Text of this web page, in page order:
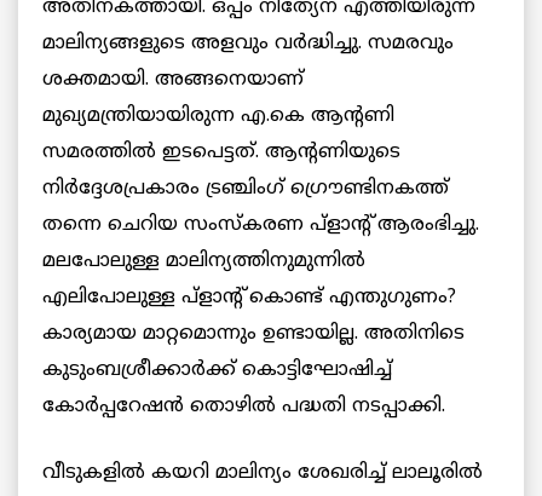
അതിനകത്തായി. ഒപ്പം നിത്യേന എത്തിയിരുന്ന
മാലിന്യങ്ങളുടെ അളവും വര്‍ദ്ധിച്ചു. സമരവും
ശക്തമായി. അങ്ങനെയാണ്
മുഖ്യമന്ത്രിയായിരുന്ന എ.കെ ആന്റണി
സമരത്തില്‍ ഇടപെട്ടത്. ആന്റണിയുടെ
നിര്‍ദ്ദേശപ്രകാരം ട്രഞ്ചിംഗ് ഗ്രൌണ്ടിനകത്ത്
തന്നെ ചെറിയ സംസ്കരണ പ്ളാന്റ് ആരംഭിച്ചു.
മലപോലുള്ള മാലിന്യത്തിനുമുന്നില്‍
എലിപോലുള്ള പ്ളാന്റ് കൊണ്ട് എന്തുഗുണം?
കാര്യമായ മാറ്റമൊന്നും ഉണ്ടായില്ല. അതിനിടെ
കുടുംബശ്രീക്കാര്‍ക്ക് കൊട്ടിഘോഷിച്ച്
കോര്‍പ്പറേഷന്‍ തൊഴില്‍ പദ്ധതി നടപ്പാക്കി.
വീടുകളില്‍ കയറി മാലിന്യം ശേഖരിച്ച് ലാലൂരില്‍